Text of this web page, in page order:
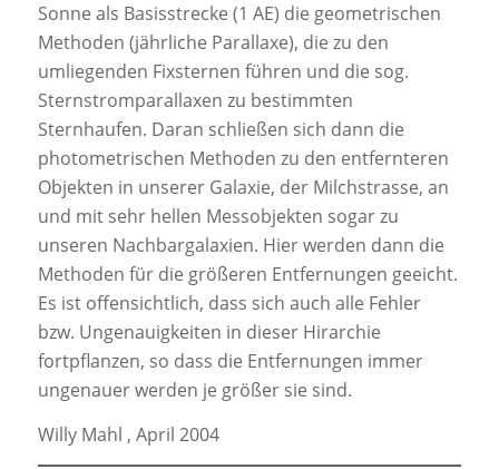
Sonne als Basisstrecke (1 AE) die geometrischen
Methoden (jährliche Parallaxe), die zu den
umliegenden Fixsternen führen und die sog.
Sternstromparallaxen zu bestimmten
Sternhaufen. Daran schließen sich dann die
photometrischen Methoden zu den entfernteren
Objekten in unserer Galaxie, der Milchstrasse, an
und mit sehr hellen Messobjekten sogar zu
unseren Nachbargalaxien. Hier werden dann die
Methoden für die größeren Entfernungen geeicht.
Es ist offensichtlich, dass sich auch alle Fehler
bzw. Ungenauigkeiten in dieser Hirarchie
fortpflanzen, so dass die Entfernungen immer
ungenauer werden je größer sie sind.
Willy Mahl , April 2004